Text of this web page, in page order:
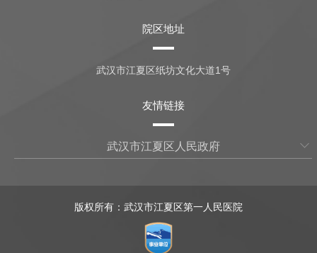
院区地址
武汉市江夏区纸坊文化大道1号
友情链接
武汉市江夏区人民政府
版权所有：武汉市江夏区第一人民医院